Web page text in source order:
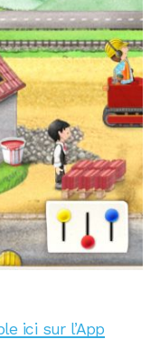
ici sur l’App